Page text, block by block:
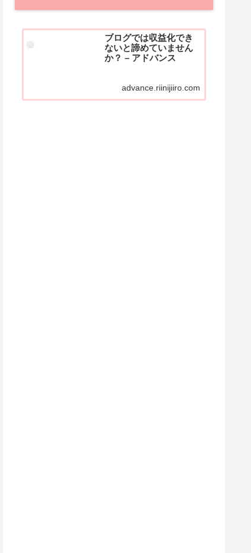
ブログでは収益化でき
ないと諦めていません
か？ – アドバンス
advance.riinijiiro.com